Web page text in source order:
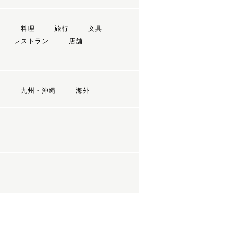
料理 旅行
文具
レストラン
店舗
九州・沖縄 海外